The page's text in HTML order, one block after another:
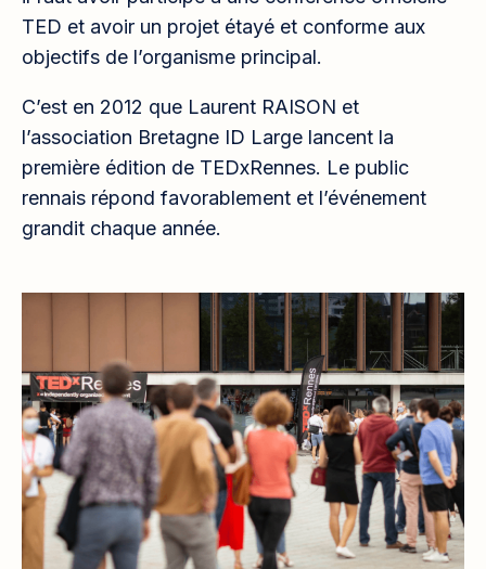
TED et avoir un projet étayé et conforme aux
objectifs de l’organisme principal.
C’est en 2012 que Laurent RAISON et
l’association Bretagne ID Large lancent la
première édition de TEDxRennes. Le public
rennais répond favorablement et l’événement
grandit chaque année.